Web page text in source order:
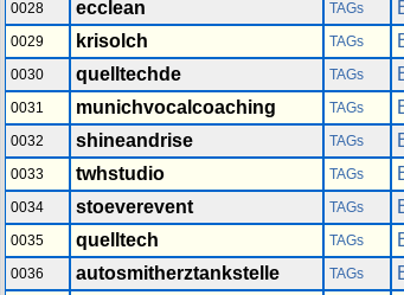
0028
ecclean TAGs
0029
krisolch TAGs
0030
quelltechde TAGs
0031
munichvocalcoaching TAGs
0032
shineandrise TAGs
0033
twhstudio TAGs
0034
stoeverevent TAGs
0035
quelltech TAGs
0036
autosmitherztankstelle TAGs